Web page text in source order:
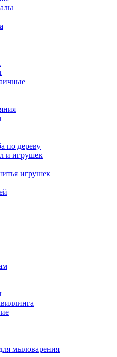
по дереву
и игрушек
игрушек
мыловарения